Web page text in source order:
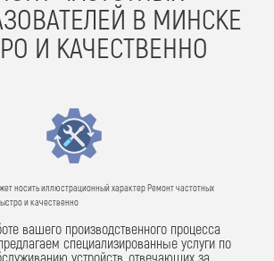
В МИНСКЕ
И КАЧЕСТВЕННО
носить иллюстрационный характер Ремонт частотных
и качественно
вашего производственного процесса
специализированные услуги по
устройств, отвечающих за